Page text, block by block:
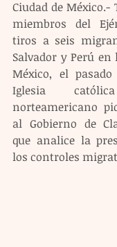
Ciudad de México.-
miembros del
tiros a seis
Salvador y Perú
México, el
Iglesia
norteamericano
al Gobierno de
que analice la
los controles